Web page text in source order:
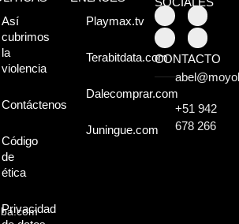
Así
cubrimos
la
violencia
Contáctenos
Código
de
ética
Privacidad
Playmax.tv
Terabitdata.com
Dalecomprar.com
Juningue.com
CONTACTO
+51 942
678 266